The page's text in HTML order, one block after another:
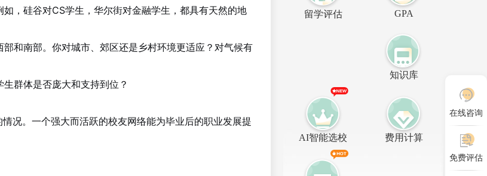
，硅谷对CS学生，华尔街对金融学生，都具有天然的地
部和南部。你对城市、郊区还是乡村环境更适应？对气候有
群体是否庞大和支持到位？
况。一个强大而活跃的校友网络能为毕业后的职业发展提
留学评估 GPA
知识库
AI智能选校 费用计算
在线咨询
免费评估